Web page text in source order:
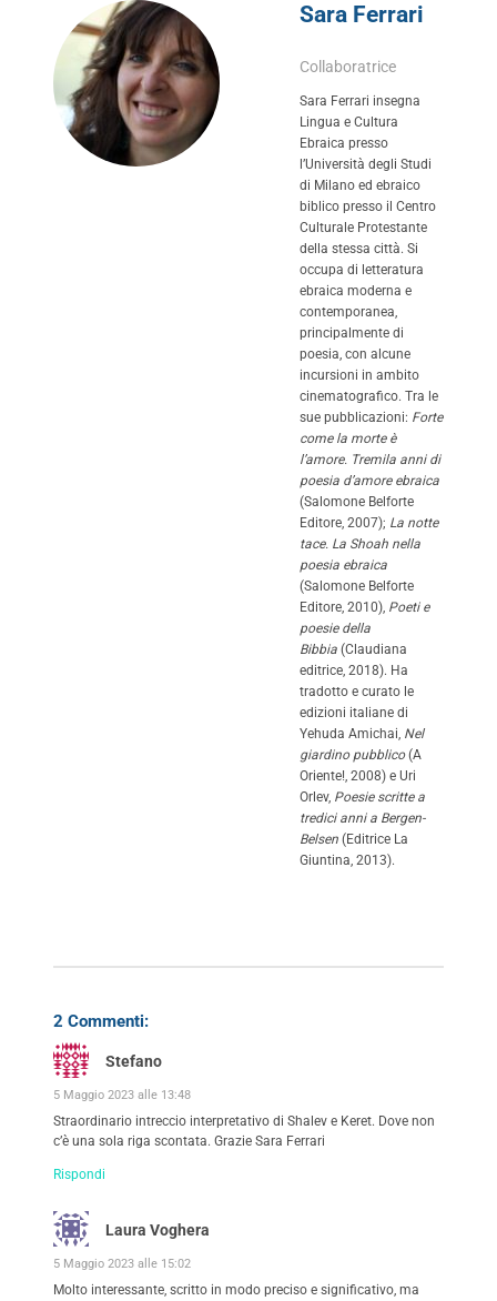
Sara Ferrari
Collaboratrice
Sara Ferrari insegna
Lingua e Cultura
Ebraica presso
l’Università degli Studi
di Milano ed ebraico
biblico presso il Centro
Culturale Protestante
della stessa città. Si
occupa di letteratura
ebraica moderna e
contemporanea,
principalmente di
poesia, con alcune
incursioni in ambito
cinematografico. Tra le
sue pubblicazioni: Forte
come la morte è
l’amore. Tremila anni di
poesia d’amore ebraica
(Salomone Belforte
Editore, 2007); La notte
tace. La Shoah nella
poesia ebraica
(Salomone Belforte
Editore, 2010), Poeti e
poesie della
Bibbia (Claudiana
editrice, 2018). Ha
tradotto e curato le
edizioni italiane di
Yehuda Amichai, Nel
giardino pubblico(A
Oriente!, 2008) e Uri
Orlev, Poesie scritte a
tredici anni a Bergen-
Belsen (Editrice La
Giuntina, 2013).
2 Commenti:
Stefano
5 Maggio 2023 alle 13:48
Straordinario intreccio interpretativo di Shalev e Keret. Dove non
c’è una sola riga scontata. Grazie Sara Ferrari
Rispondi
Laura Voghera
5 Maggio 2023 alle 15:02
Molto interessante, scritto in modo preciso e significativo, ma